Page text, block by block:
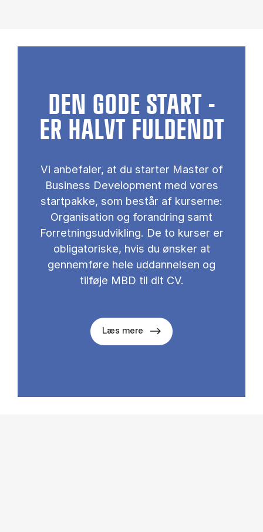
DEN GODE START -
ER HALVT FULDENDT
Vi anbefaler, at du starter Master of
Business Development med vores
startpakke, som består af kurserne:
Organisation og forandring samt
Forretningsudvikling. De to kurser er
obligatoriske, hvis du ønsker at
gennemføre hele uddannelsen og
tilføje MBD til dit CV.
Læs mere